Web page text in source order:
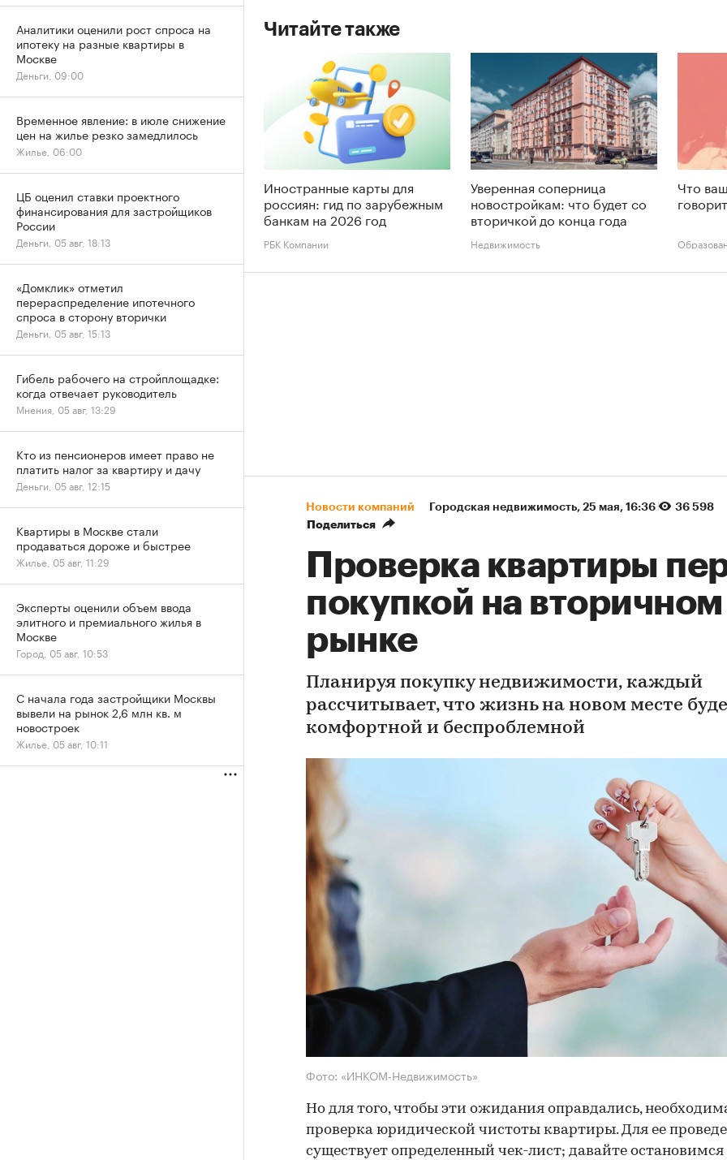
Читайте также
Иностранные карты для
россиян: гид по зарубежным
банкам на 2026 год
РБК Компании
Уверенная соперница
новостройкам: что будет со
вторичкой до конца года
Недвижимость
Что
Новости компаний Городская недвижимость⁠, 25 мая, 16:36
36 598
Поделиться
Проверка квартиры
покупкой на вторичном
рынке
Планируя покупку недвижимости, каждый
рассчитывает, что жизнь на новом месте
комфортной и беспроблемной
Фото: «ИНКОМ-Недвижимость»
Но для того, чтобы эти ожидания оправдались,
проверка юридической чистоты квартиры. Для ее
существует определенный чек-лист; давайте остановимся
Аналитики оценили рост спроса на
ипотеку на разные квартиры в
Москве
Деньги, 09:00
Временное явление: в июле снижение
цен на жилье резко замедлилось
Жилье, 06:00
ЦБ оценил ставки проектного
финансирования для застройщиков
России
Деньги, 05 авг, 18:13
«Домклик» отметил
перераспределение ипотечного
спроса в сторону вторички
Деньги, 05 авг, 15:13
Гибель рабочего на стройплощадке:
когда отвечает руководитель
Мнения, 05 авг, 13:29
Кто из пенсионеров имеет право не
платить налог за квартиру и дачу
Деньги, 05 авг, 12:15
Квартиры в Москве стали
продаваться дороже и быстрее
Жилье, 05 авг, 11:29
Эксперты оценили объем ввода
элитного и премиального жилья в
Москве
Город, 05 авг, 10:53
С начала года застройщики Москвы
вывели на рынок 2,6 млн кв. м
новостроек
Жилье, 05 авг, 10:11